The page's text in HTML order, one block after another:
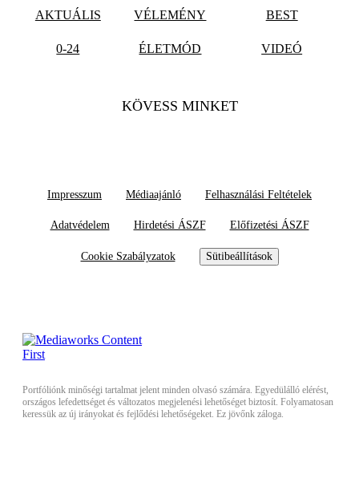
AKTUÁLIS VÉLEMÉNY BEST
0-24 ÉLETMÓD VIDEÓ
KÖVESS MINKET
Impresszum Médiaajánló Felhasználási Feltételek
Adatvédelem Hirdetési ÁSZF Előfizetési ÁSZF
Cookie Szabályzatok Sütibeállítások
Portfóliónk minőségi tartalmat jelent minden olvasó számára. Egyedülálló elérést,
országos lefedettséget és változatos megjelenési lehetőséget biztosít. Folyamatosan
keressük az új irányokat és fejlődési lehetőségeket. Ez jövőnk záloga.